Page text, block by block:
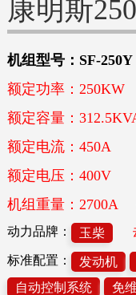
康明斯
机组型号：SF-250Y
额定功率：250KW
额定容量：
额定电流：450A
额定电压：400V
机组重量：2700A
动力品牌： 玉柴
标准配置： 发动机
自动控制系统
免